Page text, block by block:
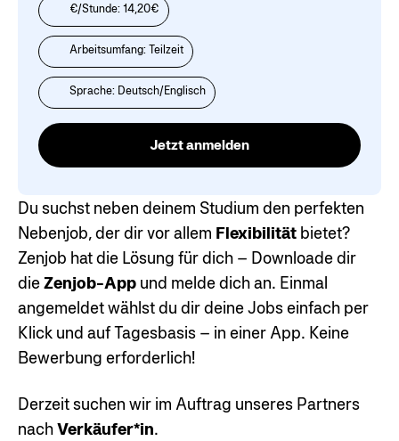
Du suchst neben deinem Studium den perfekten
Nebenjob, der dir vor allem Flexibilität bietet?
Zenjob hat die Lösung für dich – Downloade dir
dieZenjob-App und melde dich an. Einmal
angemeldet wählst du dir deine Jobs einfach per
Klick und auf Tagesbasis – in einer App. Keine
Bewerbung erforderlich!
Derzeit suchen wir im Auftrag unseres Partners
nachVerkäufer*in.
€/Stunde: 14,20€
Arbeitsumfang: Teilzeit
Sprache: Deutsch/Englisch
Jetzt anmelden